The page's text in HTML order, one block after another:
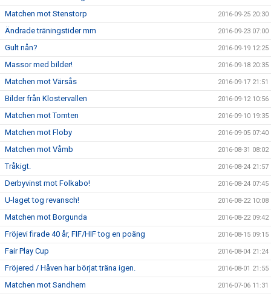
Matchen mot Stenstorp 2016-09-25 20:30
Ändrade träningstider mm 2016-09-23 07:00
Gult nån? 2016-09-19 12:25
Massor med bilder! 2016-09-18 20:35
Matchen mot Värsås 2016-09-17 21:51
Bilder från Klostervallen 2016-09-12 10:56
Matchen mot Tomten 2016-09-10 19:35
Matchen mot Floby 2016-09-05 07:40
Matchen mot Våmb 2016-08-31 08:02
Tråkigt. 2016-08-24 21:57
Derbyvinst mot Folkabo! 2016-08-24 07:45
U-laget tog revansch! 2016-08-22 10:08
Matchen mot Borgunda 2016-08-22 09:42
Fröjevi firade 40 år, FIF/HIF tog en poäng 2016-08-15 09:15
Fair Play Cup 2016-08-04 21:24
Fröjered / Håven har börjat träna igen. 2016-08-01 21:55
Matchen mot Sandhem 2016-07-06 11:31